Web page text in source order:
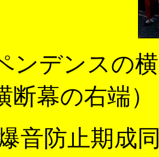
ンデンスの
断幕の右端）
音防止期